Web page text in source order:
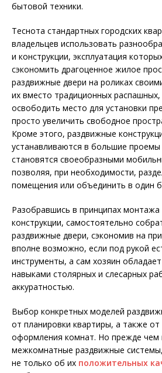
бытовой техники.
Теснота стандартных городских
владельцев использовать
и конструкции, эксплуатация
сэкономить драгоценное жилое
раздвижные двери на роликах
их вместо традиционных
освободить место для установки
просто увеличить свободное
Кроме этого, раздвижные
устанавливаются в большие
становятся своеобразными
позволяя, при необходимости,
помещения или объединить в один
Разобравшись в принципах
конструкции, самостоятельно
раздвижные двери, сэкономив на
вполне возможно, если под рукой
инструменты, а сам хозяин
навыками столярных и слесарных
аккуратностью.
Выбор конкретных моделей
от планировки квартиры, а также от
оформления комнат. Но прежде чем
межкомнатные раздвижные
не только об их положительных